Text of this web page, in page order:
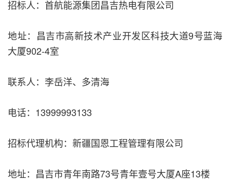
招标人：首航能源集团昌吉热电有限公司
地址：昌吉市高新技术产业开发区科技大道9号蓝海
大厦902-4室
联系人：李岳洋、多清海
电话：13999993133
招标代理机构：新疆国恩工程管理有限公司
地址：昌吉市青年南路73号青年壹号大厦A座13楼